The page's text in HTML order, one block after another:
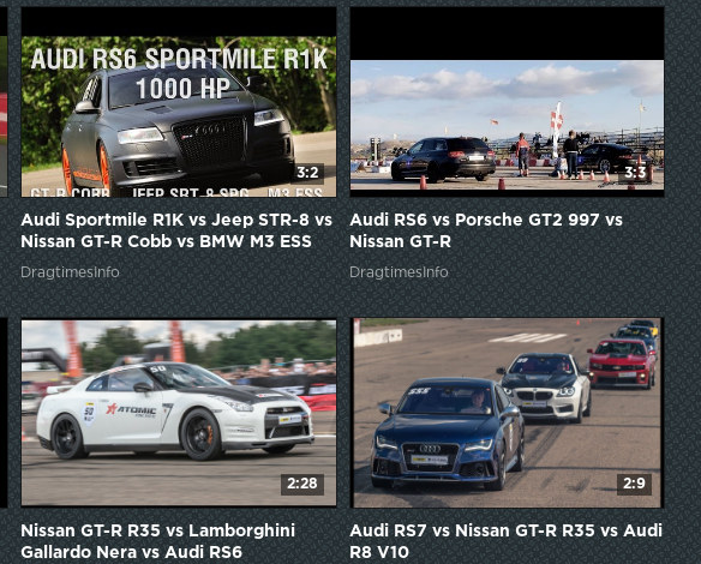
3:2
Audi Sportmile R1K vs Jeep STR-8 vs
Nissan GT-R Cobb vs BMW M3 ESS
DragtimesInfo
3:3
Audi RS6 vs Porsche GT2 997 vs
Nissan GT-R
DragtimesInfo
2:28
Nissan GT-R R35 vs Lamborghini
Gallardo Nera vs Audi RS6
2:9
Audi RS7 vs Nissan GT-R R35 vs Audi
R8 V10